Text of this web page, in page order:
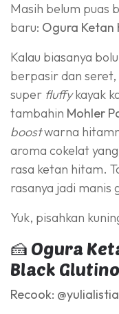
Masih belum puas
baru: Ogura Ketan
Kalau biasanya
berpasir dan seret,
super fluffykayak
tambahin Mohler
boostwarna
aroma cokelat
rasa ketan hitam.
rasanya jadi manis
Yuk, pisahkan
🍰 Ogura
Black
Recook: